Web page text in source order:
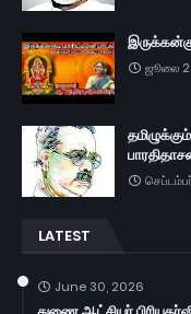
ஜூலை
LATEST
June 30, 2026